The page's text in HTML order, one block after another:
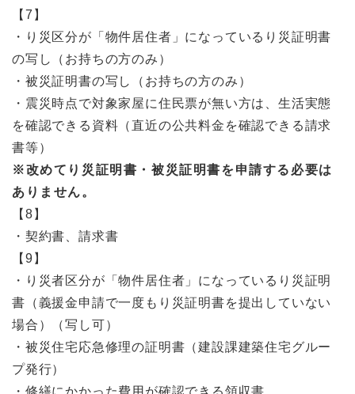
【7】
・り災区分が「物件居住者」になっているり災証明書
の写し（お持ちの方のみ）
・被災証明書の写し（お持ちの方のみ）
・震災時点で対象家屋に住民票が無い方は、生活実態
を確認できる資料（直近の公共料金を確認できる請求
書等）
※改めてり災証明書・被災証明書を申請する必要は
ありません。
【8】
・契約書、請求書
【9】
・り災者区分が「物件居住者」になっているり災証明
書（義援金申請で一度もり災証明書を提出していない
場合）（写し可）
・被災住宅応急修理の証明書（建設課建築住宅グルー
プ発行）
・修繕にかかった費用が確認できる領収書